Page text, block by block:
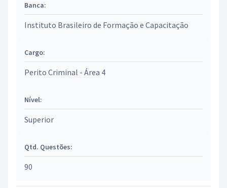
Banca:
Instituto Brasileiro de Formação e Capacitação
Cargo:
Perito Criminal - Área 4
Nível:
Superior
Qtd. Questões:
90